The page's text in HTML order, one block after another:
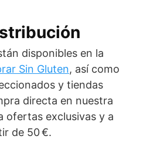
disponibles en la
Sin Gluten, así como
y tiendas
directa en nuestra
ofertas exclusivas y a
de 50 €.